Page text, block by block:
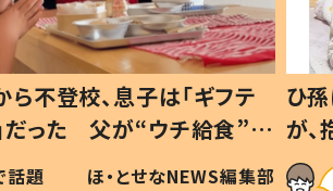
不登校、息子は「ギフテ
った 父が“ウチ給食”を
る理由とは #令和の親
ほ・とせなNEWS編集部
ひ孫
が、抱
「涙が